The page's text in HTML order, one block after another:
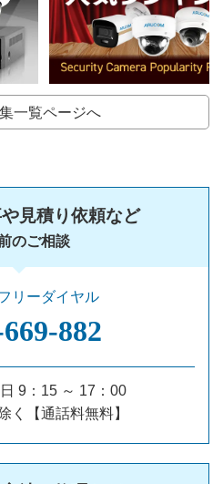
一覧ページへ
見積り依頼など
のご相談
リーダイヤル
9：15 ～ 17：00
く【通話料無料】